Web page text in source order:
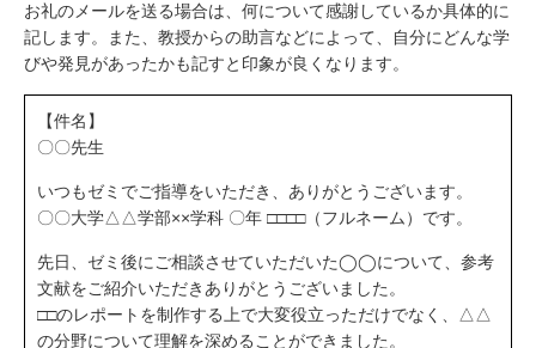
お礼のメールを送る場合は、何について感謝しているか具体的に
記します。また、教授からの助言などによって、自分にどんな学
びや発見があったかも記すと印象が良くなります。
【件名】
〇〇先生
いつもゼミでご指導をいただき、ありがとうございます。
〇〇大学△△学部××学科 〇年 □□□□（フルネーム）です。
先日、ゼミ後にご相談させていただいた◯◯について、参考
文献をご紹介いただきありがとうございました。
□□のレポートを制作する上で大変役立っただけでなく、△△
の分野について理解を深めることができました。